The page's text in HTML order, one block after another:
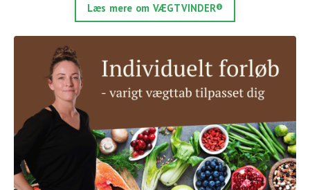
Læs mere om VÆGTVINDER®